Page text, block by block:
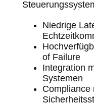
Niedrige
of Failure
Integration
Systemen
Compliance